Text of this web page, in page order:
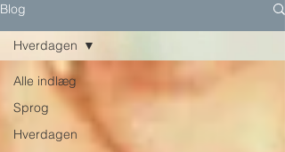
Blog
Alle indlæg
Sprog
Hverdagen
Hverdagen